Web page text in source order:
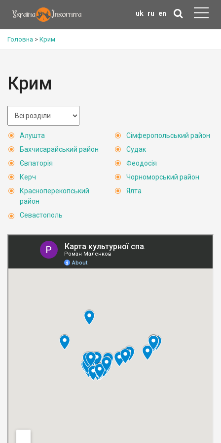
uk ru en
Головна > Крим
Крим
Алушта
Бахчисарайський район
Євпаторія
Керч
Красноперекопський
район
Севастополь
Сімферопольський район
Судак
Феодосія
Чорноморський район
Ялта